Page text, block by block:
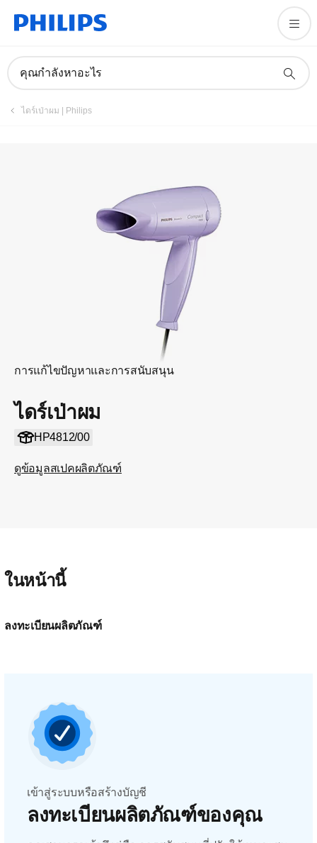
คุณกำลังหาอะไร
ไดร์เป่าผม | Philips
การแก้ไขปัญหาและการสนับสนุน
ไดร์เป่าผม
HP4812/00
ดูข้อมูลสเปคผลิตภัณฑ์
ในหน้านี้
ลงทะเบียนผลิตภัณฑ์
เข้าสู่ระบบหรือสร้างบัญชี
ลงทะเบียนผลิตภัณฑ์ของคุณ